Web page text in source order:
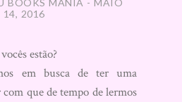
14, 2016
estão?
em busca de ter uma
que de tempo de lermos